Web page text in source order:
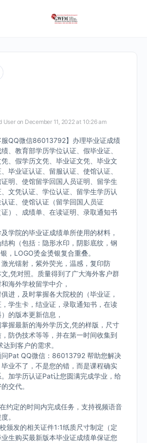
User on December 11, 2022 at 10:26 am
QQ微信86013792】办理毕业证成绩
、教育部学历学位认证、假毕业证、
、假学历文凭、毕业证文凭、毕业文
毕业证认证、留服认证、使馆认证、
明、使馆留学回国人员证明、留学生
文凭认证、学位认证、留学生学历认
证、使馆认证（留学回国人员证
）、成绩单、在读证明、录取通知书
学院的毕业证成绩单所使用的材料，
构（包括：隐形水印，阴影底纹，钢
，LOGO烫金烫银复合重叠。
光镭射，紫外荧光，温感，复印防
,凭对照。质量得到了广大海外客户群
海外学校留学中介，
进，及时掌握各大院校的（毕业证，
学生卡，结业证，录取通知书，在读
的版本更新信息，
握最新的海外学历文,凭的样版，尺寸
防伪技术等等，并在第一时间收集到
到客户的需求。
问Pat QQ微信：86013792 帮助您解决
业不了，不是您的错，而是课程确实
加学历认证Pat让您圆满完成学业，给
交代。
约定的时间内完成任务，支持视频语音
。
颁发的相关证件1:1纸质尺寸制定（定
生购买最新版本毕业证成绩单保证您